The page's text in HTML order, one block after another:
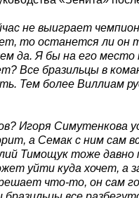
не выиграет
то останется ли он
да. Я бы на его место
Все бразильцы в
Тем более Виллиам
Игоря Симутенкова
а Семак с ним сам
Тимощук тоже давно
уйти куда хочет, а
что-то, он сам